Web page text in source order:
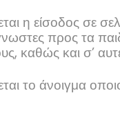
η είσοδος σε
προς τα
καθώς και σ’
το άνοιγμα